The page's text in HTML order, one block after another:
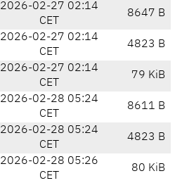
2026-02-27 02:14
CET
8647 B
2026-02-27 02:14
CET
4823 B
2026-02-27 02:14
CET
79 KiB
2026-02-28 05:24
CET
8611 B
2026-02-28 05:24
CET
4823 B
2026-02-28 05:26
CET
80 KiB